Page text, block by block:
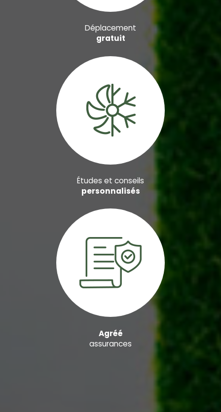
Déplacement
gratuit
Études et conseils
personnalisés
Agréé
assurances